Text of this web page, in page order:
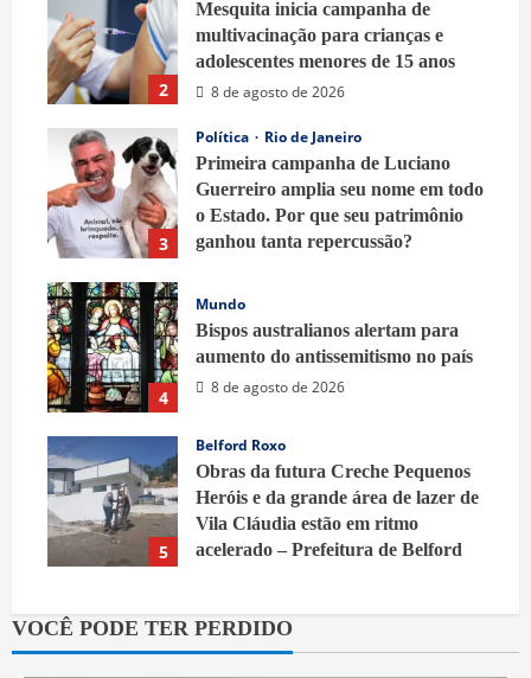
2
Mesquita inicia campanha de
multivacinação para crianças e
adolescentes menores de 15 anos
8 de agosto de 2026
3
Política
Rio de Janeiro
Primeira campanha de Luciano
Guerreiro amplia seu nome em todo
o Estado. Por que seu patrimônio
ganhou tanta repercussão?
4
Mundo
Bispos australianos alertam para
aumento do antissemitismo no país
8 de agosto de 2026
5
Belford Roxo
Obras da futura Creche Pequenos
Heróis e da grande área de lazer de
Vila Cláudia estão em ritmo
acelerado – Prefeitura de Belford
VOCÊ PODE TER PERDIDO